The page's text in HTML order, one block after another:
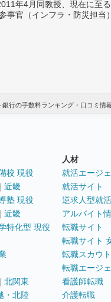
年4月同教授、現在に至る
官（インフラ・防災担当
銀行の手数料ランキング・口コミ情
校 現役
｜ 近畿
塾 現役
｜ 近畿
特化型 現役
｜ 北関東
・北陸
人材
就活エージ
就活サイト
逆求人型就
アルバイト
転職サイト
転職サイト
転職スカウ
転職エージ
看護師転職
介護転職